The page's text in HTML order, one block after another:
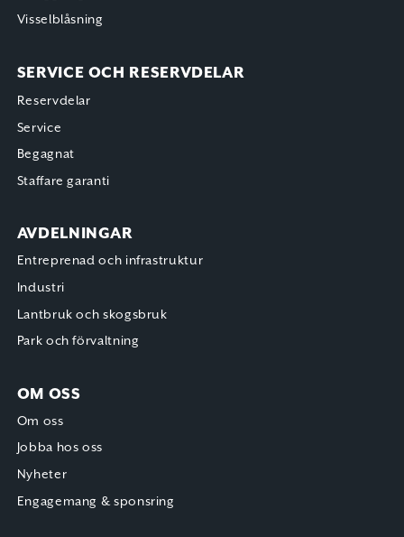
Visselblåsning
SERVICE OCH RESERVDELAR
Reservdelar
Service
Begagnat
Staffare garanti
AVDELNINGAR
Entreprenad och infrastruktur
Industri
Lantbruk och skogsbruk
Park och förvaltning
OM OSS
Om oss
Jobba hos oss
Nyheter
Engagemang & sponsring